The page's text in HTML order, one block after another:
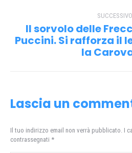
SUCCESSIVO
post:
Il sorvolo delle
Puccini. Si rafforza il
la
Lascia un
Il tuo indirizzo email non verrà pubblicato. I
contrassegnati *